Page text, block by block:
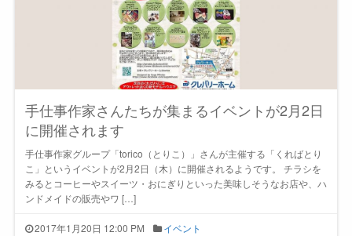
手仕事作家さんたちが集まるイベントが2月2日
に開催されます
手仕事作家グループ「torico（とりこ）」さんが主催する「くればとり
こ」というイベントが2月2日（木）に開催されるようです。 チラシを
みるとコーヒーやスイーツ・おにぎりといった美味しそうなお店や、ハ
ンドメイドの販売やワ […]
2017年1月20日 12:00 PM イベント